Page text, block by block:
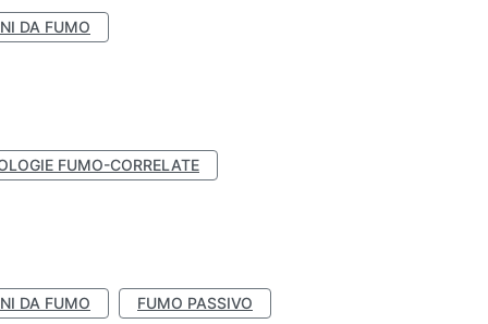
DA FUMO
FUMO-CORRELATE
DA FUMO
FUMO PASSIVO